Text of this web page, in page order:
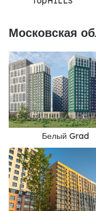
Московская
Белый Grad